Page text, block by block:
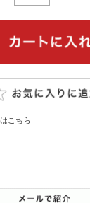
こちら